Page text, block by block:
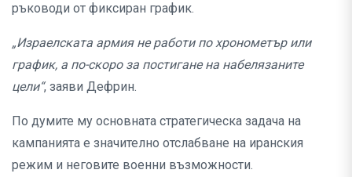
ръководи от фиксиран график.
„Израелската армия не работи по хронометър или
график, а по-скоро за постигане на набелязаните
цели“, заяви Дефрин.
По думите му основната стратегическа задача на
кампанията е значително отслабване на иранския
режим и неговите военни възможности.